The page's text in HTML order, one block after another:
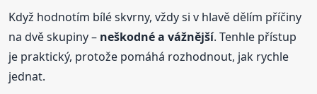
Když hodnotím bílé skvrny, vždy si v hlavě dělím příčiny
na dvě skupiny – neškodné a vážnější. Tenhle přístup
je praktický, protože pomáhá rozhodnout, jak rychle
jednat.